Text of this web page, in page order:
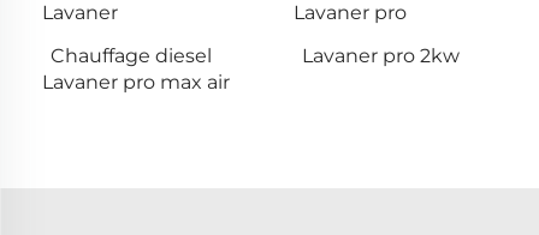
Lavaner
Lavaner pro
Chauffage diesel
Lavaner pro max air
Lavaner pro 2kw